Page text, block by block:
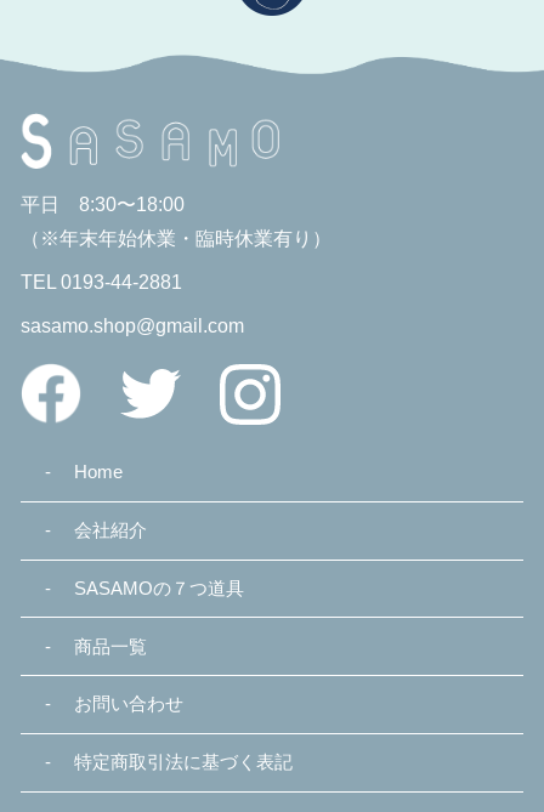
平日 8:30〜18:00
（※年末年始休業・臨時休業有り）
TEL 0193-44-2881
sasamo.shop@gmail.com
Home
会社紹介
SASAMOの７つ道具
商品一覧
お問い合わせ
特定商取引法に基づく表記